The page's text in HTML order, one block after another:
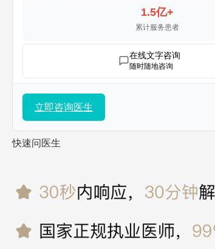
1.5亿+
累计服务患者
在线文字咨询
随时随地咨询
立即咨询医生
快速问医生